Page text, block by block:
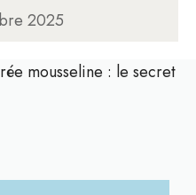
2025
mousseline : le secret